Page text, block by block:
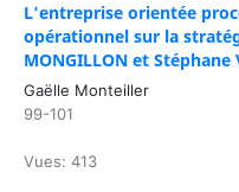
L'entreprise orientée
opérationnel sur la
MONGILLON et Stéphane
Gaëlle Monteiller
99-101
Vues: 413